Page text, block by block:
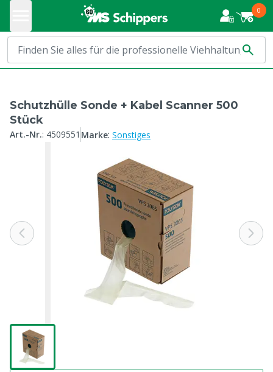
0
Schutzhülle Sonde + Kabel Scanner 500
Stück
Art.-Nr.: 4509551 Marke: Sonstiges